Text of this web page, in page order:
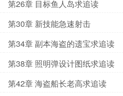
第26章 目标鱼人岛求追读
第30章 新技能急速射击
第34章 副本海盗的遗宝求追读
第38章 照明弹设计图纸求追读
第42章 海盗船长老高求追读